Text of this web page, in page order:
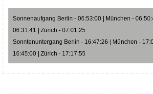
Sonnenaufgang Berlin - 06:53:00 | München -
06:31:41 | Zürich - 07:01:25
Sonntenuntergang Berlin - 16:47:26 | München -
16:45:00 | Zürich - 17:17:55